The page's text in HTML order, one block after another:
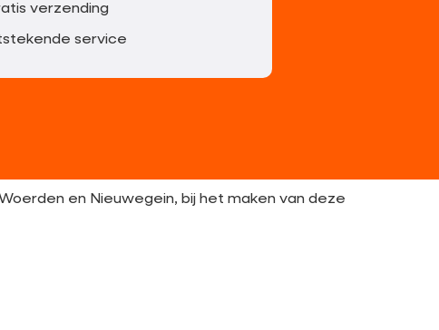
verzending
service
en Nieuwegein, bij het maken van deze